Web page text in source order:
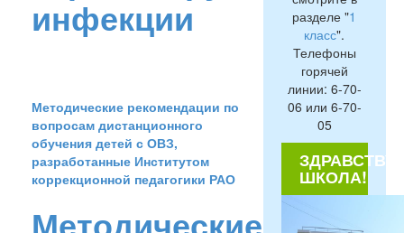
инфекции
Методические рекомендации по
вопросам дистанционного
обучения детей с ОВЗ,
разработанные Институтом
коррекционной педагогики РАО
разделе "1
класс".
Телефоны
горячей
линии: 6-70-
06 или 6-70-
05
ШКОЛА!